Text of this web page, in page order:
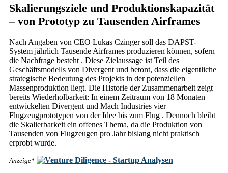
Skalierungsziele und Produktionskapazität
– von Prototyp zu Tausenden Airframes
Nach Angaben von CEO Lukas Czinger soll das DAPST-
System jährlich Tausende Airframes produzieren können, sofern
die Nachfrage besteht . Diese Zielaussage ist Teil des
Geschäftsmodells von Divergent und betont, dass die eigentliche
strategische Bedeutung des Projekts in der potenziellen
Massenproduktion liegt. Die Historie der Zusammenarbeit zeigt
bereits Wiederholbarkeit: In einem Zeitraum von 18 Monaten
entwickelten Divergent und Mach Industries vier
Flugzeugprototypen von der Idee bis zum Flug . Dennoch bleibt
die Skalierbarkeit ein offenes Thema, da die Produktion von
Tausenden von Flugzeugen pro Jahr bislang nicht praktisch
erprobt wurde.
Anzeige*